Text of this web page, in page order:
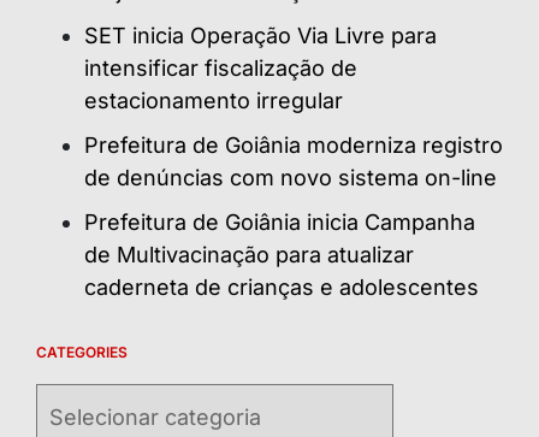
SET inicia Operação Via Livre para
intensificar fiscalização de
estacionamento irregular
Prefeitura de Goiânia moderniza registro
de denúncias com novo sistema on-line
Prefeitura de Goiânia inicia Campanha
de Multivacinação para atualizar
caderneta de crianças e adolescentes
CATEGORIES